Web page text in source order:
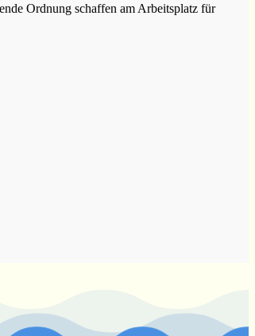
Ordnung schaffen am Arbeitsplatz für